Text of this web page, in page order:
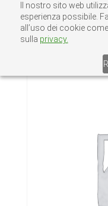
Il nostro sito web
esperienza possibile.
all’uso dei cookie
sulla privacy.
Home/Senza